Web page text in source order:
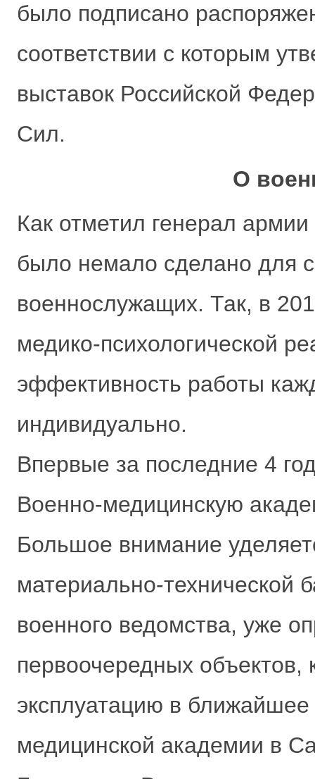
было подписано
соответствии с которым
выставок Российской
Сил.
О
Как отметил генерал
было немало сделано для
военнослужащих. Так, в
медико-психологической
эффективность работы
индивидуально.
Впервые за последние 4
Военно-медицинскую
Большое внимание
материально-технической
военного ведомства, уже
первоочередных
эксплуатацию в
медицинской академии в